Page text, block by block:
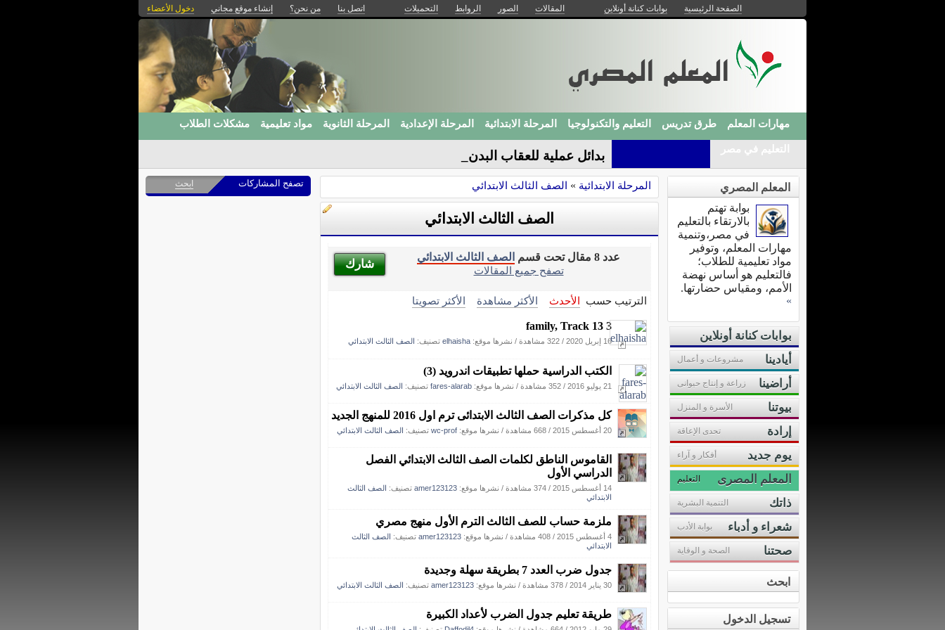
الصفحة الرئيسية بوابات كنانة أونلاين المقالات الصور الروابط التحميلات اتصل بنا من نحن؟ إنشاء موقع مجاني دخول الأعضاء
مهارات المعلم طرق تدريس التعليم والتكنولوجيا المرحلة الابتدائية المرحلة الإعدادية المرحلة الثانوية مواد تعليمية مشكلات الطلاب
التعليم في مصر بدائل عملية للعقاب البدني
المرحلة الابتدائية » الصف الثالث الابتدائي
الصف الثالث الابتدائي
شارك
عدد 8 مقال تحت قسم
الصف الثالث الابتدائي
تصفح جميع المقالات
الترتيب حسب الأحدث الأكثر مشاهدة الأكثر تصويتا
family, Track 13 3
16 إبريل 2020 / 322 مشاهدة / نشرها موقع: elhaisha تصنيف: الصف الثالث الابتدائي
الكتب الدراسية حملها تطبيقات اندرويد (3)
21 يوليو 2016 / 352 مشاهدة / نشرها موقع: fares-alarab تصنيف: الصف الثالث الابتدائي
كل مذكرات الصف الثالث الابتدائى ترم اول 2016 للمنهج الجديد
20 أغسطس 2015 / 668 مشاهدة / نشرها موقع: wc-prof تصنيف: الصف الثالث الابتدائي
القاموس الناطق لكلمات الصف الثالث الابتدائي الفصل
الدراسي الأول
14 أغسطس 2015 / 374 مشاهدة / نشرها موقع: amer123123 تصنيف: الصف الثالث
الابتدائي
ملزمة حساب للصف الثالث الترم الأول منهج مصري
4 أغسطس 2015 / 408 مشاهدة / نشرها موقع: amer123123 تصنيف: الصف الثالث
الابتدائي
جدول ضرب العدد 7 بطريقة سهلة وجديدة
30 يناير 2014 / 378 مشاهدة / نشرها موقع: amer123123 تصنيف: الصف الثالث الابتدائي
طريقة تعليم جدول الضرب لأعداد الكبيرة
المعلم المصري
بوابة تهتم
بالارتقاء بالتعليم
في مصر،وتنمية
مهارات المعلم، وتوفير
مواد تعليمية للطلاب؛
فالتعليم هو أساس نهضة
الأمم، ومقياس حضارتها.
»
بوابات كنانة أونلاين
أيادينا
مشروعات و أعمال
أراضينا زراعة و إنتاج حيوانى
بيوتنا الأسرة و المنزل
إرادة تحدى الإعاقة
يوم جديد أفكار و آراء
المعلم المصرى التعليم
ذاتك التنمية البشرية
شعراء و أدباء بوابة الأدب
صحتنا الصحة و الوقاية
ابحث
تسجيل الدخول
تصفح المشاركات ابحث